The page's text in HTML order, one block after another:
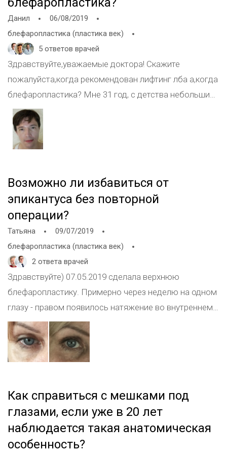
Данил
06/08/2019
блефаропластика (пластика век)
5 ответов врачей
Здравствуйте,уважаемые доктора! Скажите
пожалуйста,когда рекомендован лифтинг лба а,когда
блефаропластика? Мне 31 год, с детства небольшие
глаза,которые с возрастом начали подвисать, был у 4
пластических хирургов-двое сказали делать
верхнюю блефаропластику без проблем, а двое
Возможно ли избавиться от
эпикантуса без повторной
операции?
Татьяна
09/07/2019
блефаропластика (пластика век)
2 ответа врачей
Здравствуйте) 07.05.2019 сделала верхнюю
блефаропластику. Примерно через неделю на одном
глазу - правом появилось натяжение во внутреннем
углу, а спустя месяц образовался сильнейший
искусственный или рубцовый (не знаю как
правильно) эпикантус. 18.06.2019 тот же доктор
чуть менее интенсивно, но кожа снова натянулась.
При этом с левым глазом все в норме, даже и близко
такого нет. Лечащий врач сообщил, что причина в
моей склонности к грубому рубцеванию, причём
Как справиться с мешками под
глазами, если уже в 20 лет
наблюдается такая анатомическая
особенность?